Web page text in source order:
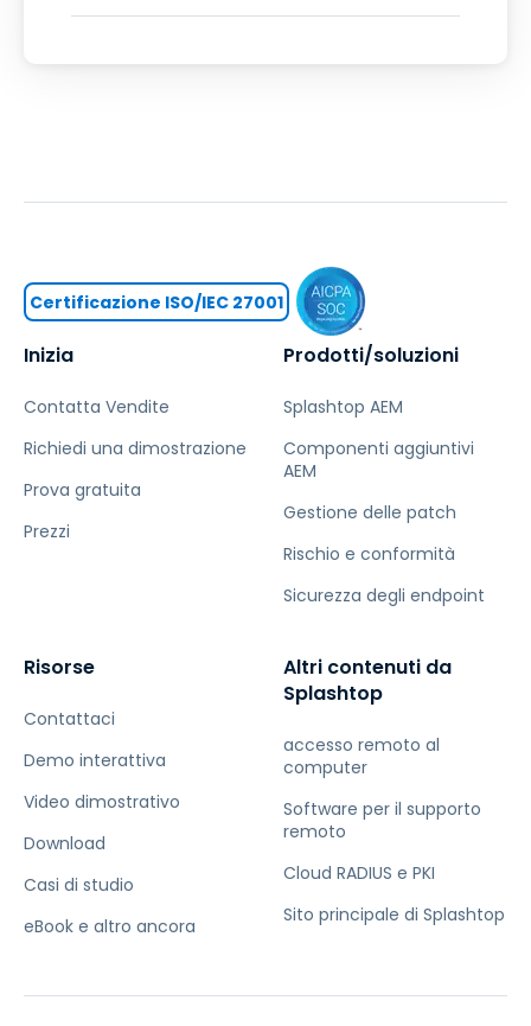
Inizia
Contatta Vendite
Richiedi una dimostrazione
Prova gratuita
Prezzi
Prodotti/soluzioni
Splashtop AEM
Componenti aggiuntivi
AEM
Gestione delle patch
Rischio e conformità
Sicurezza degli endpoint
Risorse
Contattaci
Demo interattiva
Video dimostrativo
Download
Casi di studio
eBook e altro ancora
Altri contenuti da
Splashtop
accesso remoto al
computer
Software per il supporto
remoto
Cloud RADIUS e PKI
Sito principale di Splashtop
Certificazione ISO/IEC 27001